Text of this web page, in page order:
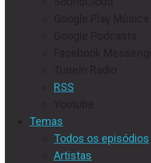
RSS
Temas
Todos os episódios
Artistas